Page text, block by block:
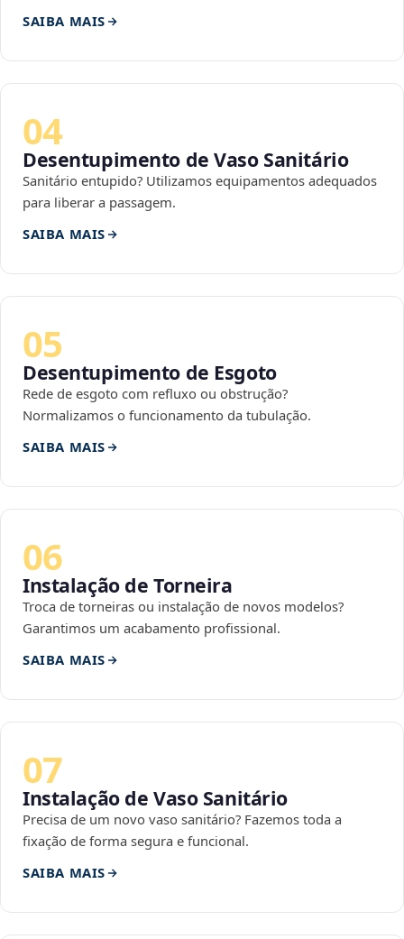
SAIBA MAIS
04
Desentupimento de Vaso Sanitário
Sanitário entupido? Utilizamos equipamentos adequados
para liberar a passagem.
SAIBA MAIS
05
Desentupimento de Esgoto
Rede de esgoto com refluxo ou obstrução?
Normalizamos o funcionamento da tubulação.
SAIBA MAIS
06
Instalação de Torneira
Troca de torneiras ou instalação de novos modelos?
Garantimos um acabamento profissional.
SAIBA MAIS
07
Instalação de Vaso Sanitário
Precisa de um novo vaso sanitário? Fazemos toda a
fixação de forma segura e funcional.
SAIBA MAIS